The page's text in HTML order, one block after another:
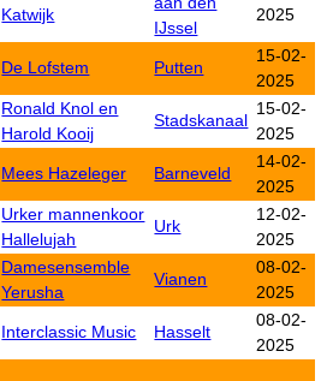
Katwijk
IJssel
2025
De Lofstem Putten
15-02-
2025
Ronald Knol en
Harold Kooij
Stadskanaal
15-02-
2025
Mees Hazeleger Barneveld
14-02-
2025
Urker mannenkoor
Hallelujah
Urk
12-02-
2025
Damesensemble
Yerusha
Vianen
08-02-
2025
Interclassic Music Hasselt
08-02-
2025